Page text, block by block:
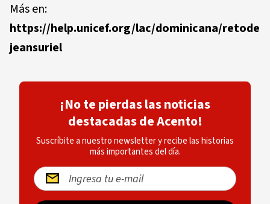
Más en:
https://help.unicef.org/lac/dominicana/retode
jeansuriel
¡No te pierdas las noticias
destacadas de Acento!
Suscríbite a nuestro newsletter y recibe las historias
más importantes del día.